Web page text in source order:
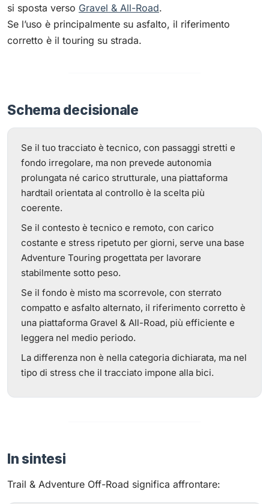
si sposta verso Gravel & All-Road.
Se l’uso è principalmente su asfalto, il riferimento
corretto è il touring su strada.
Schema decisionale
Se il tuo tracciato è tecnico, con passaggi stretti e
fondo irregolare, ma non prevede autonomia
prolungata né carico strutturale, una piattaforma
hardtail orientata al controllo è la scelta più
coerente.
Se il contesto è tecnico e remoto, con carico
costante e stress ripetuto per giorni, serve una base
Adventure Touring progettata per lavorare
stabilmente sotto peso.
Se il fondo è misto ma scorrevole, con sterrato
compatto e asfalto alternato, il riferimento corretto è
una piattaforma Gravel & All-Road, più efficiente e
leggera nel medio periodo.
La differenza non è nella categoria dichiarata, ma nel
tipo di stress che il tracciato impone alla bici.
In sintesi
Trail & Adventure Off-Road significa affrontare: